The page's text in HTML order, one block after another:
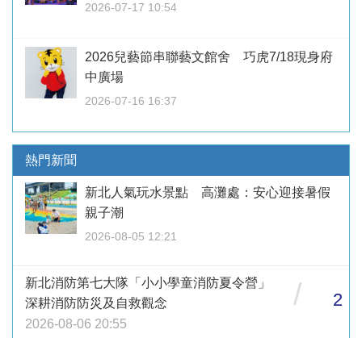
2026-07-17 10:54
2026兒藝節串聯藝文館舍 巧虎7/18現身府
中廣場
2026-07-16 16:37
熱門新聞
新北人氣玩水景點 高灘處：安心迎接暑假
親子潮
2026-08-05 12:21
新北消防第七大隊「小小學童消防夏令營」
深耕消防防災及自救觀念
2026-08-06 20:55
/ 2